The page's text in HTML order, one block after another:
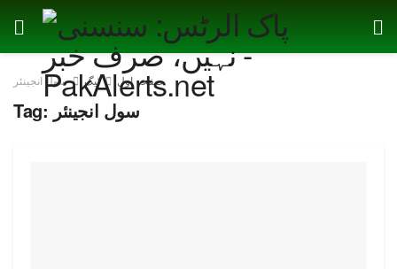
صفحہ اول ٹیگ سول انجینئر
Tag: سول انجینئر